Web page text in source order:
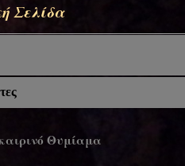
Σελίδα
Θυμίαμα